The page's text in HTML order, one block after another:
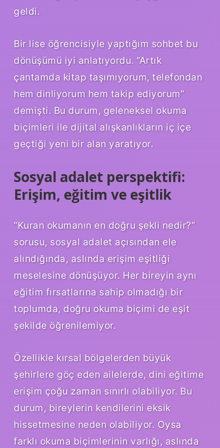
geldi.
Bir lise öğrencisiyle yaptığım sohbet bu
dönüşümü iyi anlatıyordu. “Artık
çantamda kitap taşımıyorum, telefondan
hem dinliyorum hem takip ediyorum”
demişti. Bu durum, geleneksel okuma
biçimleri ile dijital alışkanlıkların iç içe
geçtiği yeni bir alan yaratıyor.
Sosyal adalet perspektifi:
Erişim, eğitim ve eşitlik
“Kuran okumanın en doğru şekli nedir?”
sorusu, sosyal adalet açısından ele
alındığında, aslında erişim eşitliği
meselesine dönüşüyor. Her bireyin aynı
eğitim fırsatlarına sahip olmadığı bir
toplumda, doğru okuma biçimi de eşit
şekilde öğrenilemiyor.
Özellikle kırsal bölgelerden büyük
şehirlere göç eden ailelerde, dini eğitime
erişim çoğu zaman sınırlı olabiliyor. Bu
durum, bireylerin kendilerini eksik
hissetmesine neden olabiliyor. Oysa
farklı okuma biçimlerinin varlığı, aslında